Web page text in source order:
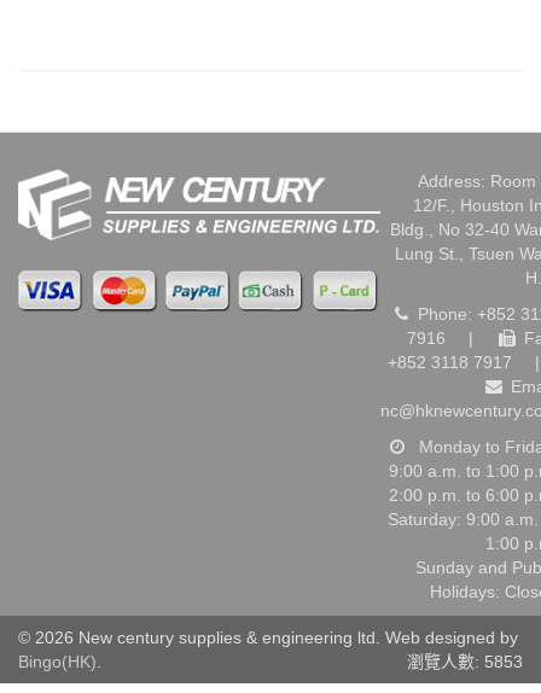
Address: Room
12/F., Houston
Bldg., No 32-40
Lung St., Tsuen
Phone: +852
7916
|
+852 3118 7917
|
Monday to
9:00 a.m. to 1:00
2:00 p.m. to 6:00
Saturday: 9:00
1:00
Sunday and
Holidays:
© 2026 New century supplies & engineering ltd. Web designed by
Bingo(HK). 瀏覽人數: 5853